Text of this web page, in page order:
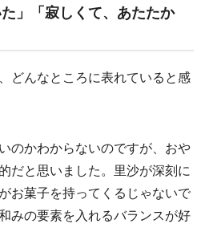
」「寂しくて、あたたか
どんなところに表れていると感
のかわからないのですが、おや
だと思いました。里沙が深刻に
お菓子を持ってくるじゃないで
みの要素を入れるバランスが好